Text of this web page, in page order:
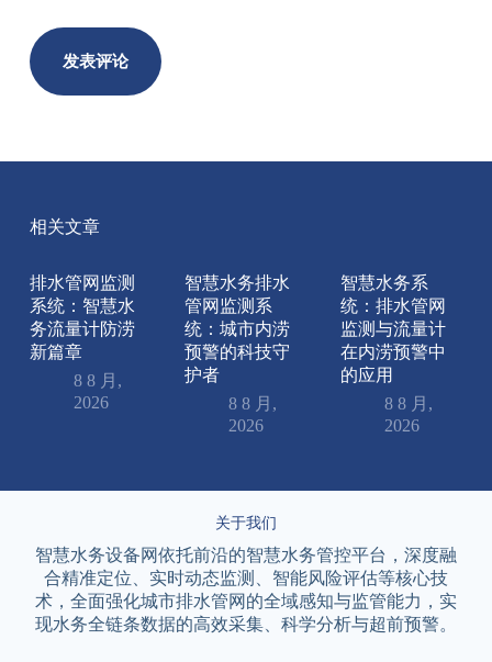
发表评论
相关文章
排水管网监测
系统：智慧水
务流量计防涝
新篇章
8 8 月,
2026
智慧水务排水
管网监测系
统：城市内涝
预警的科技守
护者
8 8 月,
2026
智慧水务系
统：排水管网
监测与流量计
在内涝预警中
的应用
8 8 月,
2026
关于我们
智慧水务设备网依托前沿的智慧水务管控平台，深度融
合精准定位、实时动态监测、智能风险评估等核心技
术，全面强化城市排水管网的全域感知与监管能力，实
现水务全链条数据的高效采集、科学分析与超前预警。